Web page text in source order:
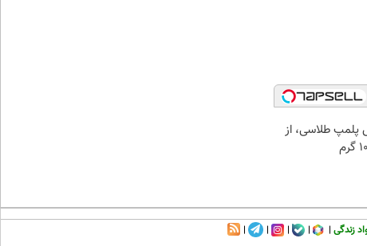
طلاسی، از
زندگی